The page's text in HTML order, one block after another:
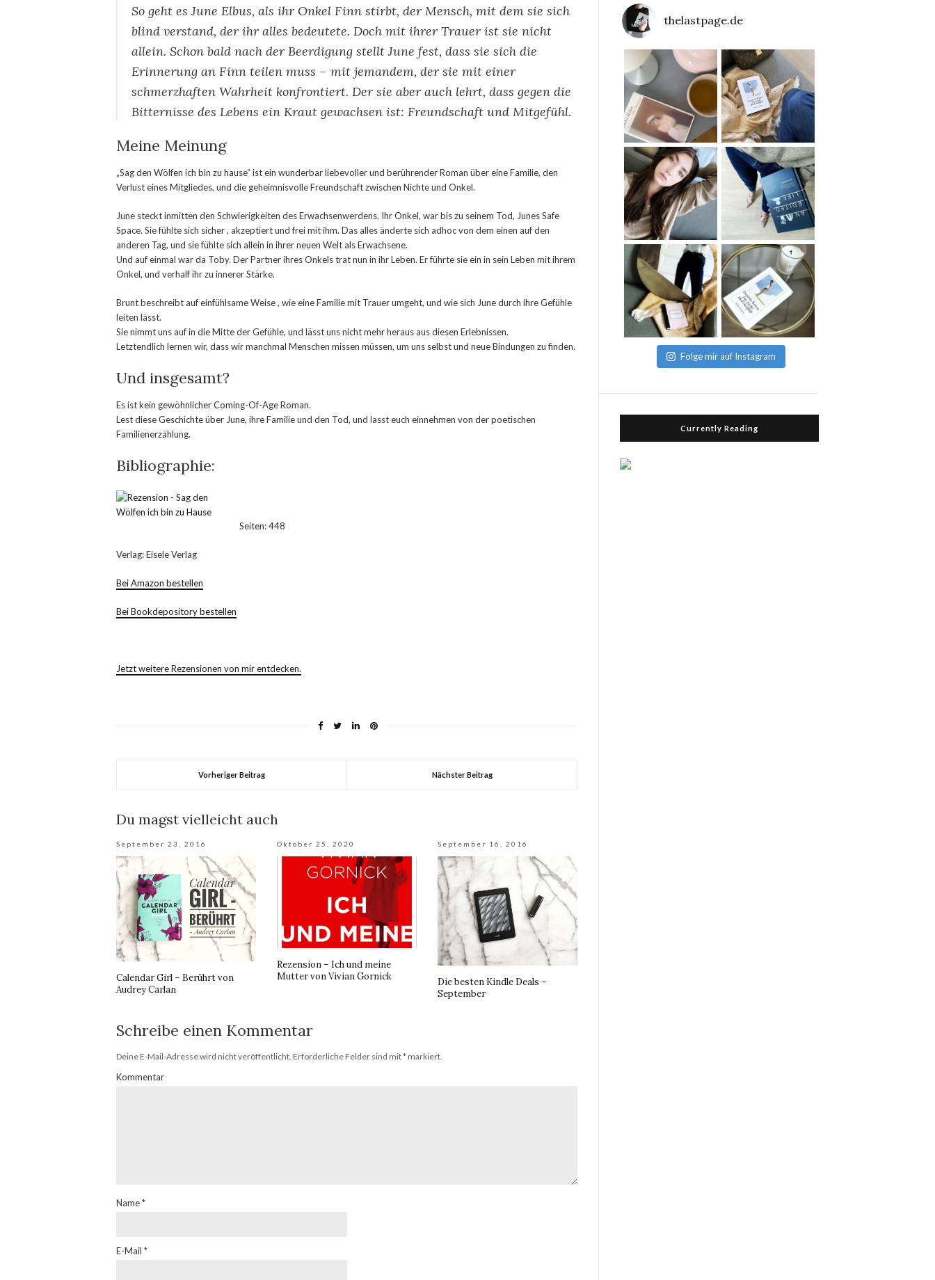
So geht es June Elbus, als ihr Onkel Finn stirbt, der Mensch, mit dem sie sich
blind verstand, der ihr alles bedeutete. Doch mit ihrer Trauer ist sie nicht
allein. Schon bald nach der Beerdigung stellt June fest, dass sie sich die
Erinnerung an Finn teilen muss – mit jemandem, der sie mit einer
schmerzhaften Wahrheit konfrontiert. Der sie aber auch lehrt, dass gegen die
Bitternisse des Lebens ein Kraut gewachsen ist: Freundschaft und Mitgefühl.
Meine Meinung
„Sag den Wölfen ich bin zu hause“ ist ein wunderbar liebevoller und berührender Roman über eine Familie, den
Verlust eines Mitgliedes, und die geheimnisvolle Freundschaft zwischen Nichte und Onkel.
June steckt inmitten den Schwierigkeiten des Erwachsenwerdens. Ihr Onkel, war bis zu seinem Tod, Junes Safe
Space. Sie fühlte sich sicher , akzeptiert und frei mit ihm. Das alles änderte sich adhoc von dem einen auf den
anderen Tag, und sie fühlte sich allein in ihrer neuen Welt als Erwachsene.
Und auf einmal war da Toby. Der Partner ihres Onkels trat nun in ihr Leben. Er führte sie ein in sein Leben mit ihrem
Onkel, und verhalf ihr zu innerer Stärke.
Brunt beschreibt auf einfühlsame Weise , wie eine Familie mit Trauer umgeht, und wie sich June durch ihre Gefühle
leiten lässt.
Sie nimmt uns auf in die Mitte der Gefühle, und lässt uns nicht mehr heraus aus diesen Erlebnissen.
Letztendlich lernen wir, dass wir manchmal Menschen missen müssen, um uns selbst und neue Bindungen zu finden.
Und insgesamt?
Es ist kein gewöhnlicher Coming-Of-Age Roman.
Lest diese Geschichte über June, ihre Familie und den Tod, und lasst euch einnehmen von der poetischen
Familienerzählung.
Bibliographie:
Seiten: 448
Verlag: Eisele Verlag
Bei Amazon bestellen
Bei Bookdepository bestellen
Jetzt weitere Rezensionen von mir entdecken.
Vorheriger Beitrag Nächster Beitrag
Du magst vielleicht auch
September 23, 2016
Calendar Girl – Berührt von
Audrey Carlan
Oktober 25, 2020
Rezension – Ich und meine
Mutter von Vivian Gornick
September 16, 2016
Die besten Kindle Deals –
September
Schreibe einen Kommentar
Deine E-Mail-Adresse wird nicht veröffentlicht. Erforderliche Felder sind mit*markiert.
Kommentar
Name*
E-Mail *
thelastpage.de
Folge mir auf Instagram
Currently Reading